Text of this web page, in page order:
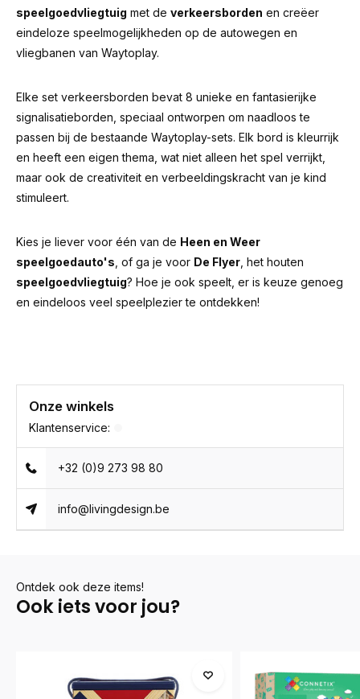
speelgoedvliegtuig met de verkeersborden en creëer
eindeloze speelmogelijkheden op de autowegen en
vliegbanen van Waytoplay.
Elke set verkeersborden bevat 8 unieke en fantasierijke
signalisatieborden, speciaal ontworpen om naadloos te
passen bij de bestaande Waytoplay-sets. Elk bord is kleurrijk
en heeft een eigen thema, wat niet alleen het spel verrijkt,
maar ook de creativiteit en verbeeldingskracht van je kind
stimuleert.
Kies je liever voor één van de Heen en Weer
speelgoedauto's , of ga je voor De Flyer , het houten
speelgoedvliegtuig? Hoe je ook speelt, er is keuze genoeg
en eindeloos veel speelplezier te ontdekken!
Onze winkels
Klantenservice:
+32 (0)9 273 98 80
info@livingdesign.be
Ontdek ook deze items!
Ook iets voor jou?